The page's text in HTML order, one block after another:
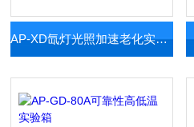
AP-XD氙灯光照加速老化实验机